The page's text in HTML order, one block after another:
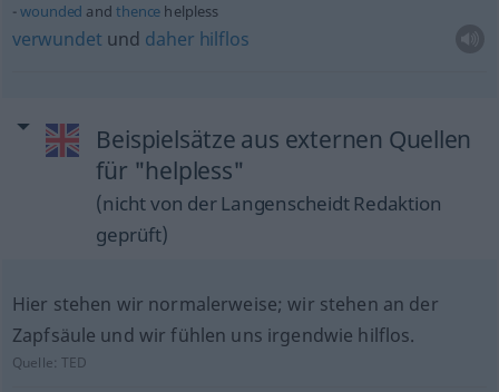
wounded andthence helpless
verwundet und daher hilflos
Beispielsätze aus externen Quellen
für "helpless"
(nicht von der Langenscheidt Redaktion
geprüft)
Hier stehen wir normalerweise; wir stehen an der
Zapfsäule und wir fühlen uns irgendwie hilflos.
Quelle:TED